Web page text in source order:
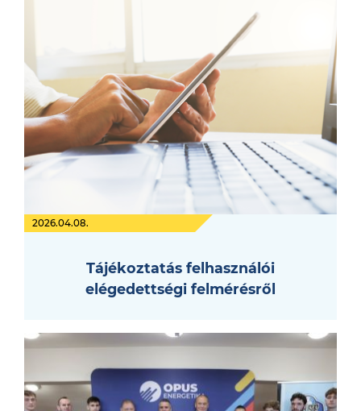
2026.04.08.
Tájékoztatás felhasználói
elégedettségi felmérésről